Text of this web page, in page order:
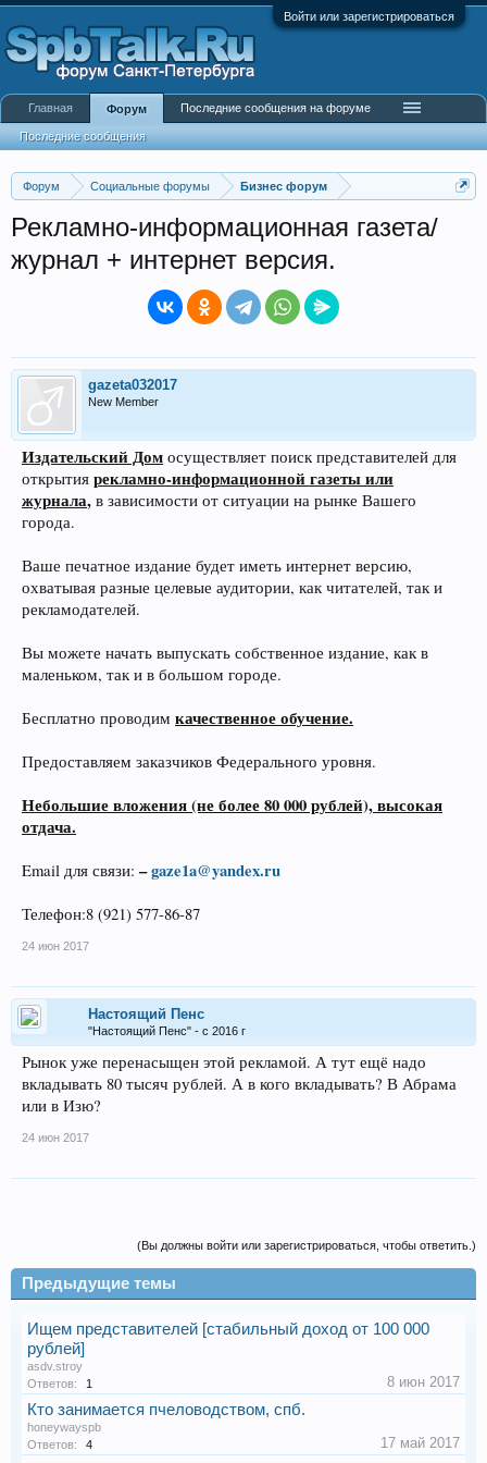
Войти или зарегистрироваться
Форум Социальные форумы Бизнес форум
Рекламно-информационная газета/
журнал + интернет версия.
gazeta032017
New Member
Издательский Дом осуществляет поиск представителей для
открытия рекламно-информационной газеты или
журнала, в зависимости от ситуации на рынке Вашего
города.
Ваше печатное издание будет иметь интернет версию,
охватывая разные целевые аудитории, как читателей, так и
рекламодателей.
Вы можете начать выпускать собственное издание, как в
маленьком, так и в большом городе.
Бесплатно проводим качественное обучение.
Предоставляем заказчиков Федерального уровня.
Небольшие вложения (не более 80 000 рублей), высокая
отдача.
Email для связи: –gaze1a@yandex.ru
Телефон:8 (921) 577-86-87
24 июн 2017
Настоящий Пенс
"Настоящий Пенс" - с 2016 г
Рынок уже перенасыщен этой рекламой. А тут ещё надо
вкладывать 80 тысяч рублей. А в кого вкладывать? В Абрама
или в Изю?
24 июн 2017
(Вы должны войти или зарегистрироваться, чтобы ответить.)
Предыдущие темы
Ищем представителей [стабильный доход от 100 000
рублей]
asdv.stroy
Ответов:
1 8 июн 2017
Кто занимается пчеловодством, спб.
honeywayspb
Ответов:
4 17 май 2017
Главная Форум
Последние сообщения
Последние сообщения на форуме